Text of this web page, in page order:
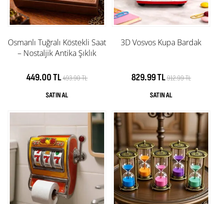
Osmanlı Tuğralı Köstekli Saat
– Nostaljik Antika Şıklık
449.00 TL493.90 TL
3D Vosvos Kupa Bardak
829.99 TL912.99 TL